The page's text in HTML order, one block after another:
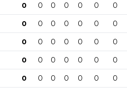
0 0 0 0 0 0 0
0 0 0 0 0 0 0
0 0 0 0 0 0 0
0 0 0 0 0 0 0
0 0 0 0 0 0 0